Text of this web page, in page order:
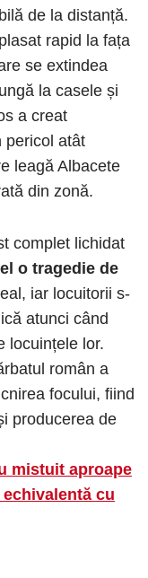
de la distanță.
rapid la fața
se extindea
la casele și
a creat
pericol atât
leagă Albacete
din zonă.
complet lichidat
o tragedie de
iar locuitorii s-
atunci când
locuințele lor.
român a
focului, fiind
producerea de
mistuit aproape
cu